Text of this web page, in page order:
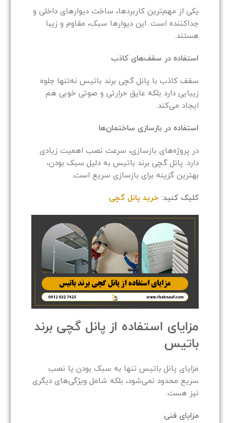
یکی از مهم‌ترین کاربردها، ساخت دیوارهای داخلی و
جداکننده است. این دیوارها سبک، مقاوم و زیبا
هستند.
استفاده در سقف‌های کاذب
سقف کاذب با پانل گچی برند باتیس نه‌تنها جلوه
زیبایی دارد بلکه عایق حرارتی و صوتی خوبی هم
ایجاد می‌کند.
استفاده در بازسازی ساختمان‌ها
در پروژه‌های بازسازی، سرعت نصب اهمیت زیادی
دارد. پانل گچی برند باتیس به دلیل سبک بودن،
بهترین گزینه برای بازسازی سریع است.
کلیک کنید: خرید پانل گچی
مزایای استفاده از پانل گچی برند
باتیس
مزایای پانل باتیس تنها به سبک بودن یا نصب
سریع محدود نمی‌شود، بلکه شامل ویژگی‌های دیگری
نیز هست.
مزایای فنی